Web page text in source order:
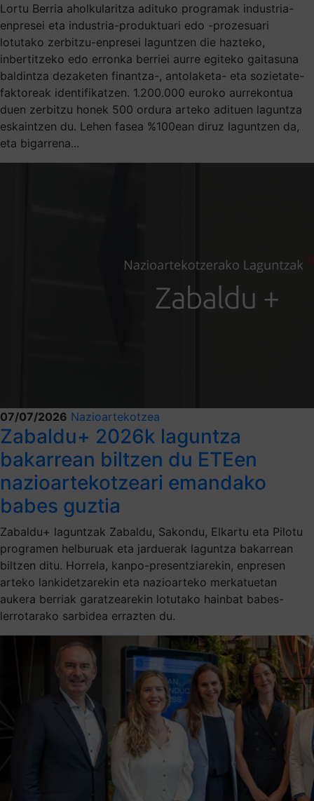
Lortu Berria aholkularitza adituko programak industria-
enpresei eta industria-produktuari edo -prozesuari
lotutako zerbitzu-enpresei laguntzen die hazteko,
inbertitzeko edo erronka berriei aurre egiteko gaitasuna
baldintza dezaketen finantza-, antolaketa- eta sozietate-
faktoreak identifikatzen. 1.200.000 euroko aurrekontua
duen zerbitzu honek 500 ordura arteko adituen laguntza
eskaintzen du. Lehen fasea %100ean diruz laguntzen da,
eta bigarrena...
07/07/2026 Nazioartekotzea
Zabaldu+ 2026k laguntza
bakarrean biltzen du ETEen
nazioartekotzeari emandako
babes guztia
Zabaldu+ laguntzak Zabaldu, Sakondu, Elkartu eta Pilotu
programen helburuak eta jarduerak laguntza bakarrean
biltzen ditu. Horrela, kanpo-presentziarekin, enpresen
arteko lankidetzarekin eta nazioarteko merkatuetan
aukera berriak garatzearekin lotutako hainbat babes-
lerrotarako sarbidea errazten du.